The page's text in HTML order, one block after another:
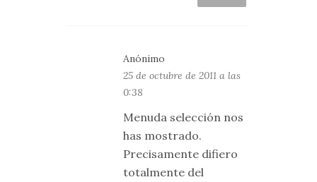
Anónimo
25 de octubre de 2011 a las
0:38
Menuda selección nos
has mostrado.
Precisamente difiero
totalmente del